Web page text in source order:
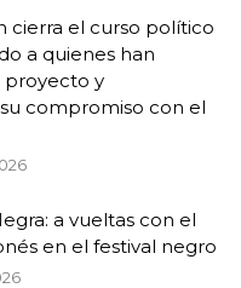
cierra el curso político
a quienes han
proyecto y
compromiso con el
a vueltas con el
en el festival negro